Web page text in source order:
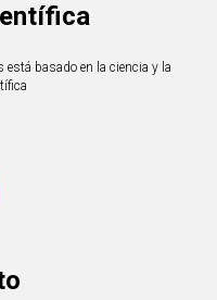
basado en la ciencia y la